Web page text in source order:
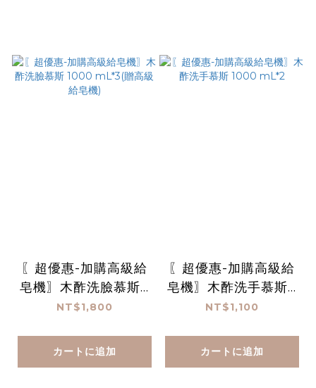
〖超優惠-加購高級給
皂機〗木酢洗臉慕斯 1
000 mL*3(贈高級給
NT$1,800
カートに追加
〖超優惠-加購高級給
皂機〗木酢洗手慕斯 1
000 mL*2
NT$1,100
カートに追加